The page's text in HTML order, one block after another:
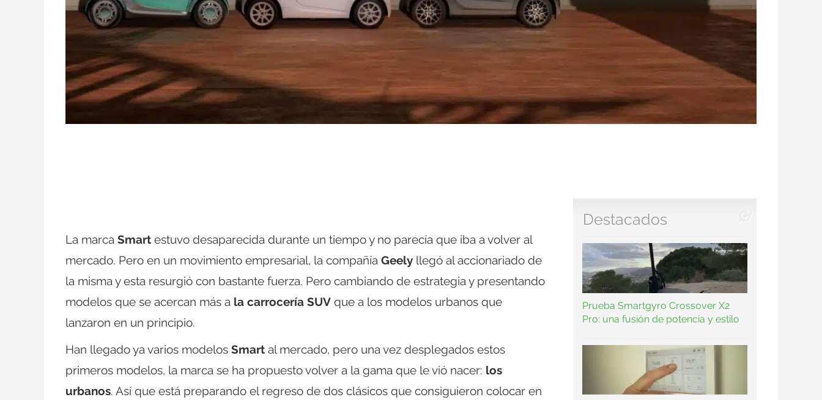
La marca Smart estuvo desaparecida durante un tiempo y no parecía que iba a volver al
mercado. Pero en un movimiento empresarial, la compañía Geely llegó al accionariado de
la misma y esta resurgió con bastante fuerza. Pero cambiando de estrategia y presentando
modelos que se acercan más a la carrocería SUV que a los modelos urbanos que
lanzaron en un principio.
Han llegado ya varios modelos Smart al mercado, pero una vez desplegados estos
primeros modelos, la marca se ha propuesto volver a la gama que le vió nacer: los
urbanos. Así que está preparando el regreso de dos clásicos que consiguieron colocar en
Destacados
Prueba Smartgyro Crossover X2
Pro: una fusión de potencia y estilo